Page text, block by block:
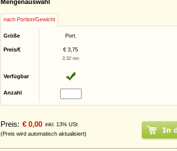
Mengenauswahl
nach Portion/Gewicht
Größe Port.
Preis/€ € 3,75
3,32 nto
Verfügbar
Anzahl
Preis: € 0,00 inkl. 13% USt
(Preis wird automatisch aktualisiert)